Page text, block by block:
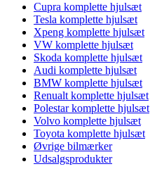
Cupra komplette hjulsæt
Tesla komplette hjulsæt
Xpeng komplette hjulsæt
VW komplette hjulsæt
Skoda komplette hjulsæt
Audi komplette hjulsæt
BMW komplette hjulsæt
Renualt komplette hjulsæt
Polestar komplette hjulsæt
Volvo komplette hjulsæt
Toyota komplette hjulsæt
Øvrige bilmærker
Udsalgsprodukter